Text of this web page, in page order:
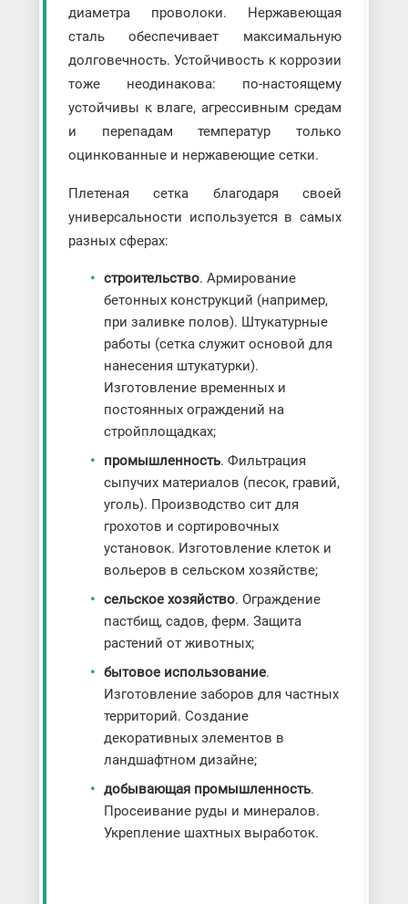
диаметра проволоки. Нержавеющая
сталь обеспечивает максимальную
долговечность. Устойчивость к коррозии
тоже неодинакова: по-настоящему
устойчивы к влаге, агрессивным средам
и перепадам температур только
оцинкованные и нержавеющие сетки.
Плетеная сетка благодаря своей
универсальности используется в самых
разных сферах:
строительство. Армирование
бетонных конструкций (например,
при заливке полов). Штукатурные
работы (сетка служит основой для
нанесения штукатурки).
Изготовление временных и
постоянных ограждений на
стройплощадках;
промышленность. Фильтрация
сыпучих материалов (песок, гравий,
уголь). Производство сит для
грохотов и сортировочных
установок. Изготовление клеток и
вольеров в сельском хозяйстве;
сельское хозяйство. Ограждение
пастбищ, садов, ферм. Защита
растений от животных;
бытовое использование.
Изготовление заборов для частных
территорий. Создание
декоративных элементов в
ландшафтном дизайне;
добывающая промышленность.
Просеивание руды и минералов.
Укрепление шахтных выработок.